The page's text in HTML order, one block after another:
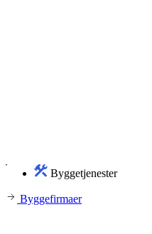
Byggetjenester
Byggefirmaer